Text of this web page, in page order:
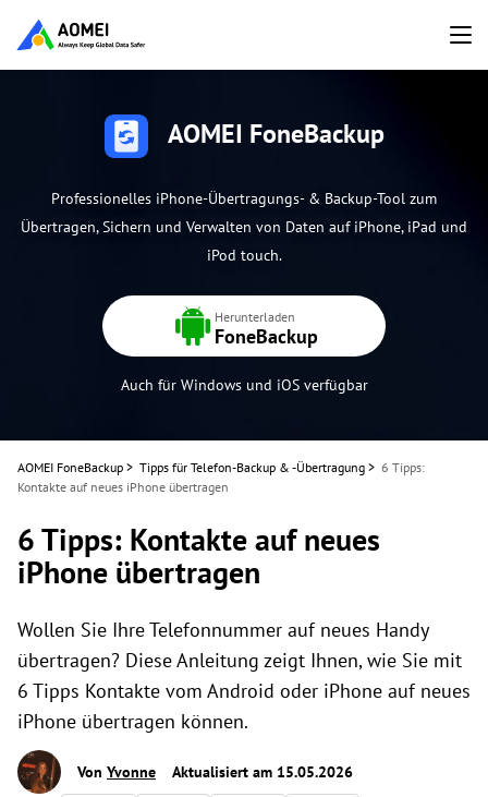
AOMEI FoneBackup
Professionelles iPhone-Übertragungs- & Backup-Tool zum
Übertragen, Sichern und Verwalten von Daten auf iPhone, iPad und
iPod touch.
Herunterladen
FoneBackup
Auch für Windows und iOS verfügbar
AOMEI FoneBackup > Tipps für Telefon-Backup & -Übertragung > 6 Tipps:
Kontakte auf neues iPhone übertragen
6 Tipps: Kontakte auf neues
iPhone übertragen
Wollen Sie Ihre Telefonnummer auf neues Handy
übertragen? Diese Anleitung zeigt Ihnen, wie Sie mit
6 Tipps Kontakte vom Android oder iPhone auf neues
iPhone übertragen können.
Von Yvonne
Aktualisiert am 15.05.2026